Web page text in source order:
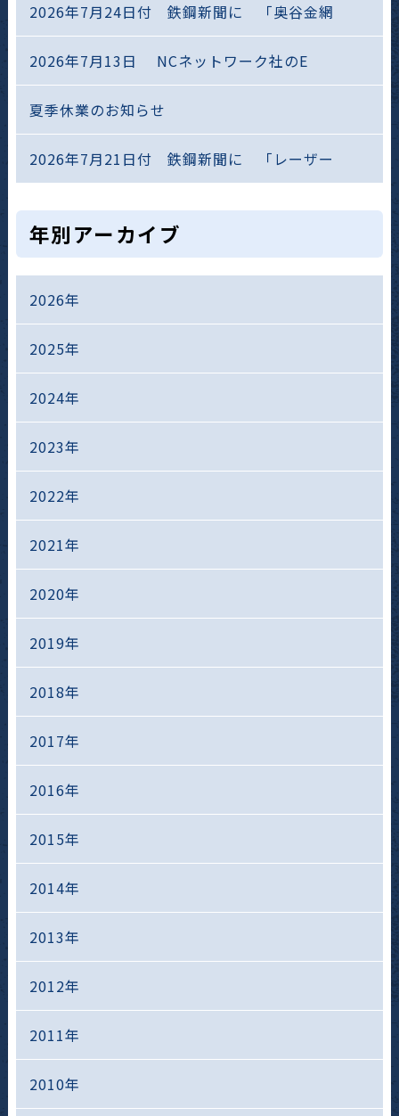
2026年7月24日付 鉄鋼新聞に 「奥谷金網
2026年7月13日 NCネットワーク社のE
夏季休業のお知らせ
2026年7月21日付 鉄鋼新聞に 「レーザー
年別アーカイブ
2026年
2025年
2024年
2023年
2022年
2021年
2020年
2019年
2018年
2017年
2016年
2015年
2014年
2013年
2012年
2011年
2010年